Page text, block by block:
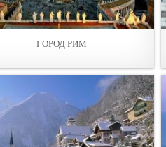
ГОРОД РИМ